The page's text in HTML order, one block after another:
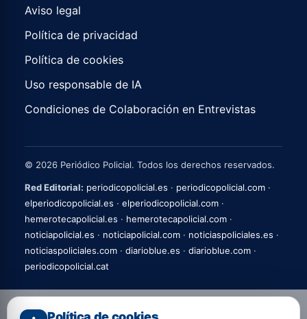
Aviso legal
Política de privacidad
Política de cookies
Uso responsable de IA
Condiciones de Colaboración en Entrevistas
© 2026 Periódico Policial. Todos los derechos reservados.
Red Editorial: periodicopolicial.es · periodicopolicial.com ·
elperiodicopolicial.es · elperiodicopolicial.com ·
hemerotecapolicial.es · hemerotecapolicial.com ·
noticiapolicial.es · noticiapolicial.com · noticiaspoliciales.es ·
noticiaspoliciales.com · diarioblue.es · diarioblue.com ·
periodicopolicial.cat